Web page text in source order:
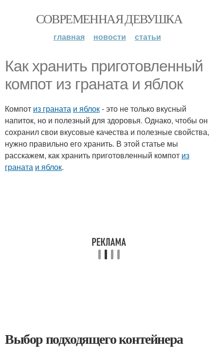
СОВРЕМЕННАЯ ДЕВУШКА
главная новости статьи
Как хранить приготовленный
компот из граната и яблок
Компот из граната и яблок- это не только вкусный
напиток, но и полезный для здоровья. Однако, чтобы он
сохранил свои вкусовые качества и полезные свойства,
нужно правильно его хранить. В этой статье мы
расскажем, как хранить приготовленный компот из
граната и яблок.
Выбор подходящего контейнера